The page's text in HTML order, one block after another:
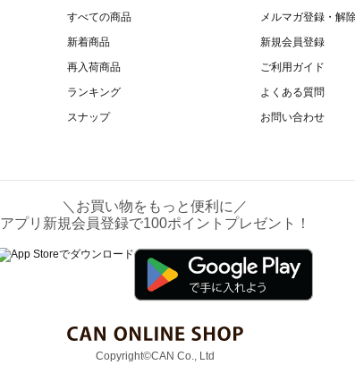
すべての商品
新着商品
再入荷商品
ランキング
スナップ
メルマガ登録・解
新規会員登録
ご利用ガイド
よくある質問
お問い合わせ
＼お買い物をもっと便利に／
アプリ新規会員登録で100ポイントプレゼント！
Copyright©CAN Co., Ltd